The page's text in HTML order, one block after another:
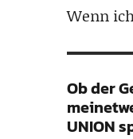
Wenn
Ob der
UNION